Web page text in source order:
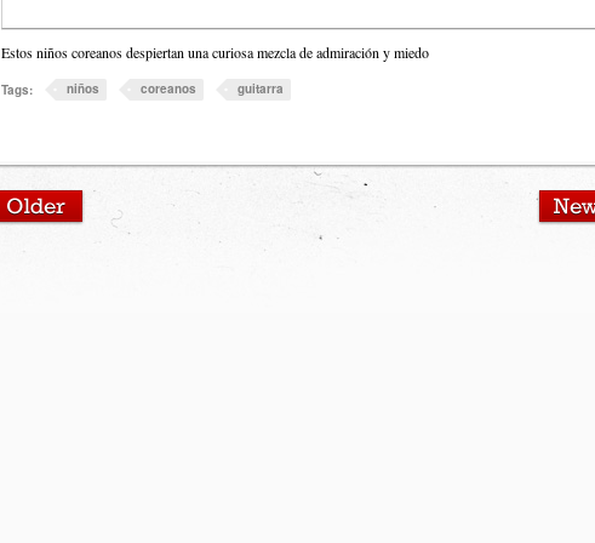
Estos niños coreanos despiertan una curiosa mezcla de admiración y miedo
Tags: niños coreanos guitarra